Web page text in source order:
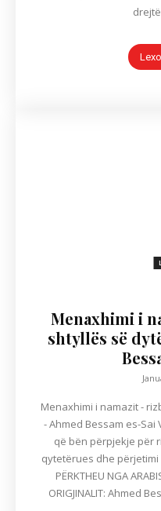
Menaxhimi i
shtyllës së
Menaxhimi i namazit -
- Ahmed Bessam es-Sai Vepër e shkruar me elokuencë,
që bën përpjekje për
qytetërues dhe përjetimi
PËRKTHEU NGA
ORIGJINALIT: Ahmed